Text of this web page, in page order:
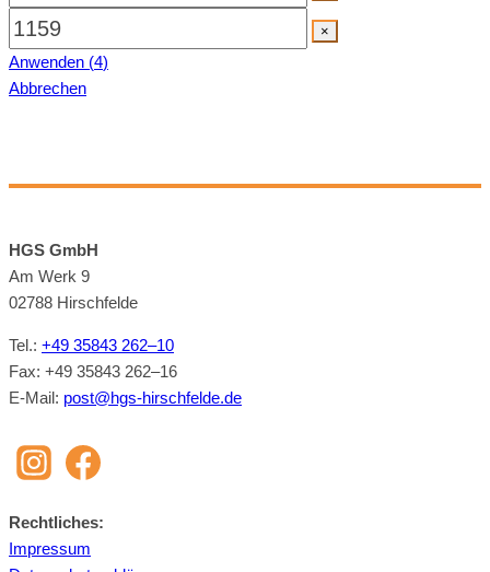
×
Anwenden (4)
Abbrechen
HGS GmbH
Am Werk 9
02788 Hirsch­felde
Tel.: +49 35843 262–10
Fax: +49 35843 262–16
E‑Mail: post@​hgs-​hirschfelde.​de
Recht­li­ches:
Im­pres­sum